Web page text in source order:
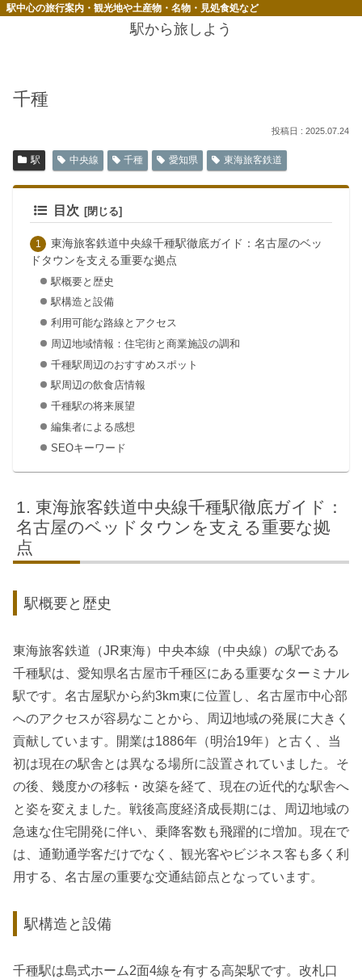
駅中心の旅行案内・観光地や土産物・名物・見処食処など
駅から旅しよう
千種
2025.07.24
駅 中央線 千種 愛知県 東海旅客鉄道
目次
東海旅客鉄道中央線千種駅徹底ガイド：名古屋のベッ
ドタウンを支える重要な拠点
駅概要と歴史
駅構造と設備
利用可能な路線とアクセス
周辺地域情報：住宅街と商業施設の調和
千種駅周辺のおすすめスポット
駅周辺の飲食店情報
千種駅の将来展望
編集者による感想
SEOキーワード
東海旅客鉄道中央線千種駅徹底ガイド：
名古屋のベッドタウンを支える重要な拠
点
駅概要と歴史
東海旅客鉄道（JR東海）中央本線（中央線）の駅である
千種駅は、愛知県名古屋市千種区にある重要なターミナル
駅です。名古屋駅から約3km東に位置し、名古屋市中心部
へのアクセスが容易なことから、周辺地域の発展に大きく
貢献しています。開業は1886年（明治19年）と古く、当
初は現在の駅舎とは異なる場所に設置されていました。そ
の後、幾度かの移転・改築を経て、現在の近代的な駅舎へ
と姿を変えました。戦後高度経済成長期には、周辺地域の
急速な住宅開発に伴い、乗降客数も飛躍的に増加。現在で
は、通勤通学客だけでなく、観光客やビジネス客も多く利
用する、名古屋の重要な交通結節点となっています。
駅構造と設備
千種駅は島式ホーム2面4線を有する高架駅です。改札口